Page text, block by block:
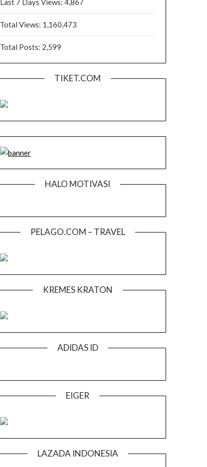
Last 7 Days Views: 4,867
Total Views: 1,160,473
Total Posts: 2,599
TIKET.COM
HALO MOTIVASI
PELAGO.COM – TRAVEL
KREMES KRATON
ADIDAS ID
EIGER
LAZADA INDONESIA